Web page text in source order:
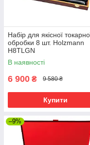
Набір для якісної
обробки 8 шт. Holzmann
H8TLGN
В наявності
6 900 ₴ 9 580 ₴
Купити
–9%